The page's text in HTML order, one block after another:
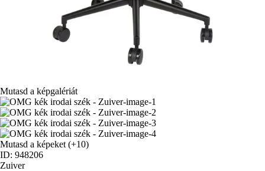
Mutasd a képgalériát
Mutasd a képeket (+10)
ID: 948206
Zuiver